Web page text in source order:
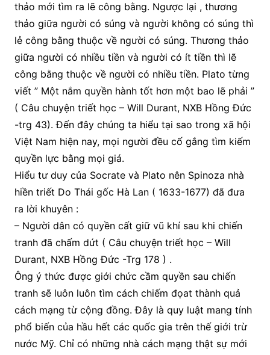
thảo mới tìm ra lẽ công bằng. Ngược lại , thương
thảo giữa người có súng và người không có súng thì
lẻ công bằng thuộc về người có súng. Thương thảo
giữa người có nhiều tiền và người có ít tiền thì lẽ
công bằng thuộc về người có nhiều tiền. Plato từng
viết ” Một nắm quyền hành tốt hơn một bao lẽ phải ”
( Câu chuyện triết học – Will Durant, NXB Hồng Đức
-trg 43). Đến đây chúng ta hiểu tại sao trong xã hội
Việt Nam hiện nay, mọi người đều cố gắng tìm kiếm
quyền lực bằng mọi giá.
Hiểu tư duy của Socrate và Plato nên Spinoza nhà
hiền triết Do Thái gốc Hà Lan ( 1633-1677) đã đưa
ra lời khuyên :
– Người dân có quyền cất giữ vũ khí sau khi chiến
tranh đã chấm dứt ( Câu chuyện triết học – Will
Durant, NXB Hồng Đức -Trg 178 ) .
Ông ý thức được giới chức cầm quyền sau chiến
tranh sẽ luôn luôn tìm cách chiếm đọat thành quả
cách mạng từ cộng đồng. Đây là quy luật mang tính
phổ biến của hầu hết các quốc gia trên thế giới trừ
nước Mỹ. Chỉ có những nhà cách mạng thật sự mới